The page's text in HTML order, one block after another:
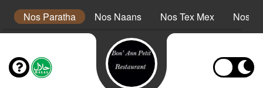
Nos Paratha Nos Naans Nos Tex Mex Nos